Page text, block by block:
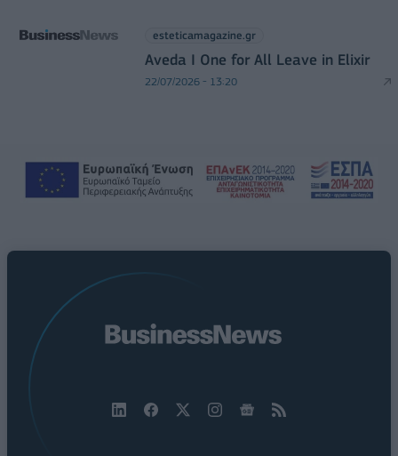
esteticamagazine.gr
Aveda I One for All Leave in Elixir
22/07/2026 - 13:20